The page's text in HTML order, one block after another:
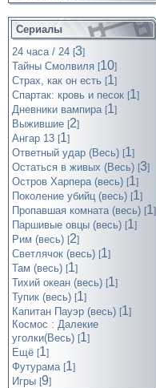
Сериалы
24 часа / 24 [3]
Тайны Смолвиля [10]
Страх, как он есть [1]
Спартак: кровь и песок [1]
Дневники вампира [1]
Выжившие [2]
Ангар 13 [1]
Ответный удар (Весь) [1]
Остаться в живых (Весь) [3]
Остров Харпера (весь) [1]
Поколение убийц (весь) [1]
Пропавшая комната (весь) [1]
Паршивые овцы (весь) [1]
Рим (весь) [2]
Светлячок (весь) [1]
Там (весь) [1]
Тихий океан (весь) [1]
Тупик (весь) [1]
Капитан Пауэр (весь) [1]
Космос : Далекие
уголки(Весь) [1]
Ещё [1]
Футурама [1]
Игры [9]